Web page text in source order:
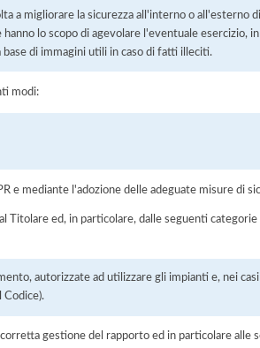
a migliorare la sicurezza all'interno o all'esterno
lo scopo di agevolare l'eventuale esercizio,
di immagini utili in caso di fatti illeciti.
modi:
e mediante l'adozione delle adeguate misure di
Titolare ed, in particolare, dalle seguenti categorie
autorizzate ad utilizzare gli impianti e, nei casi
Codice).
gestione del rapporto ed in particolare alle